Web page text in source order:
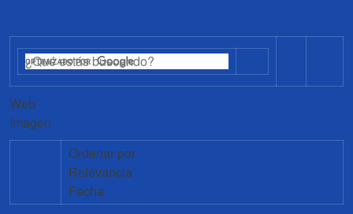
Web
Imagen
Ordenar por
Relevancia
Fecha